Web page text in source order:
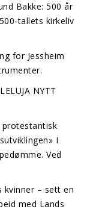
Bakke: 500 år
tallets kirkeliv
for Jessheim
NYTT
protestantisk
I
Ved
kvinner – sett en
med Lands